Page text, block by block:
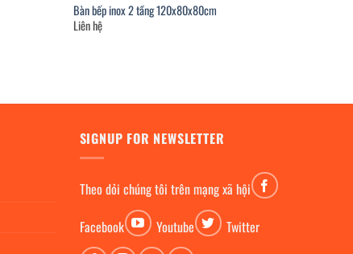
Bàn bếp inox 2 tầng 120x80x80cm
Liên hệ
SIGNUP FOR NEWSLETTER
Theo dỏi chúng tôi trên mạng xã hội
Facebook
Youtube
Twitter